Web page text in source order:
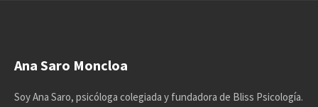
Ana Saro Moncloa
Soy Ana Saro, psicóloga colegiada y fundadora de Bliss Psicología.